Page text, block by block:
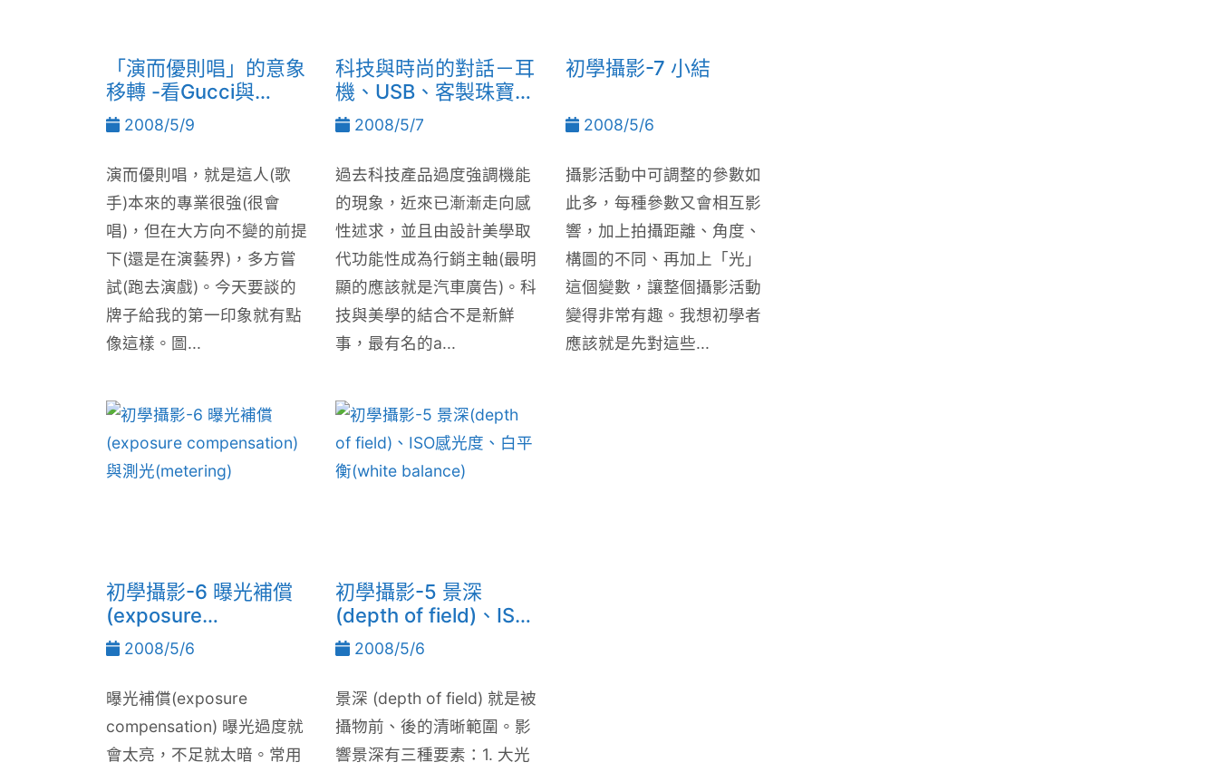
「演而優則唱」的意象
移轉 -看Gucci與
Bottega Veneta玩珠
寶
2008/5/9
演而優則唱，就是這人(歌
手)本來的專業很強(很會
唱)，但在大方向不變的前提
下(還是在演藝界)，多方嘗
試(跑去演戲)。今天要談的
牌子給我的第一印象就有點
像這樣。圖...
科技與時尚的對話－耳
機、USB、客製珠寶
CAD
2008/5/7
過去科技產品過度強調機能
的現象，近來已漸漸走向感
性述求，並且由設計美學取
代功能性成為行銷主軸(最明
顯的應該就是汽車廣告)。科
技與美學的結合不是新鮮
事，最有名的a...
初學攝影-7 小結
2008/5/6
攝影活動中可調整的參數如
此多，每種參數又會相互影
響，加上拍攝距離、角度、
構圖的不同、再加上「光」
這個變數，讓整個攝影活動
變得非常有趣。我想初學者
應該就是先對這些...
初學攝影-6 曝光補償
(exposure
compensation)與測光
(metering)
2008/5/6
曝光補償(exposure
compensation) 曝光過度就
會太亮，不足就太暗。常用
初學攝影-5 景深
(depth of field)、ISO
感光度、白平衡(white
balance)
2008/5/6
景深 (depth of field) 就是被
攝物前、後的清晰範圍。影
響景深有三種要素：1. 大光